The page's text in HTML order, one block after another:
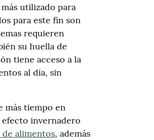
utilizado para
para este fin son
requieren
su huella de
tiene acceso a la
al día, sin
más tiempo en
efecto invernadero
alimentos, además